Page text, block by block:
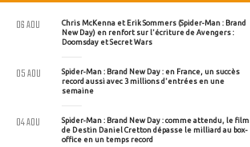
Chris McKenna et Erik Sommers (Spider-Man : Brand
New Day) en renfort sur l'écriture de Avengers :
Doomsday et Secret Wars
06 AOU
Spider-Man : Brand New Day : en France, un succès
record aussi avec 3 millions d'entrées en une
semaine
05 AOU
Spider-Man : Brand New Day : comme attendu, le film
de Destin Daniel Cretton dépasse le milliard au box-
office en un temps record
04 AOU